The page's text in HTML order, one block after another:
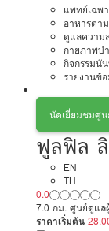
แพทย์เฉพ
อาหารตา
ดูแลความ
กายภาพบ
กิจกรรมนั
รายงานข้
นัดเยี่ยมชมศู
ฟูลฟิล
EN
TH
0.0
7.0 กม. ศูนย์ดูแล
ราคาเริ่มต้น